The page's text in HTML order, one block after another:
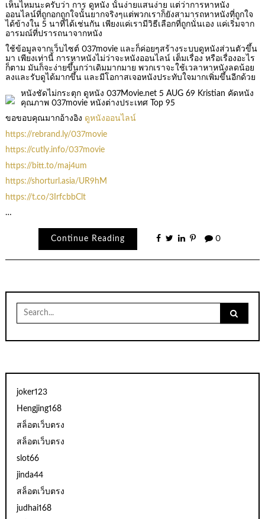
เห็นไหมนะครับว่า การ ดูหนัง นั้นง่ายแสนง่าย แต่ว่าการหาหนัง
ออนไลน์ที่ถูกอกถูกใจนั้นยากจริงๆแต่พวกเราก็ยังสามารถหาหนังที่ถูกใจ
ได้ข้างใน 5 นาทีได้เช่นกัน เพียงแค่เรามีวิธีเลือกที่ถูกนั่นเอง แค่เริ่มจาก
อารมณ์ที่ปรารถนาจากหนัง
ใช้ข้อมูลจากเว็บไซต์ 037movie และก็ค่อยๆสร้างระบบดูหนังส่วนตัวขึ้น
มา เพียงเท่านี้ การหาหนังไม่ว่าจะหนังออนไลน์ เต็มเรื่อง หรือเรื่องอะไร
ก็ตาม มันก็จะง่ายขึ้นกว่าเดิมมากมาย พวกเราจะใช้เวลาหาหนังลดน้อย
ลงและรับดูได้มากขึ้น และมีโอกาสเจอหนังประทับใจมากเพิ่มขึ้นอีกด้วย
หนังชัดไม่กระตุก ดูหนัง 037Movie.net 5 AUG 69 Kristian คัดหนัง
คุณภาพ 037movie หนังต่างประเทศ Top 95
ขอขอบคุณมากอ้างอิง ดูหนังออนไลน์
https://rebrand.ly/037movie
https://cutly.info/037movie
https://bitt.to/maj4um
https://shorturl.asia/UR9hM
https://t.co/3IrfcbbClt
…
Continue Reading 0
Search
for:
joker123
Hengjing168
สล็อตเว็บตรง
สล็อตเว็บตรง
slot66
jinda44
สล็อตเว็บตรง
judhai168